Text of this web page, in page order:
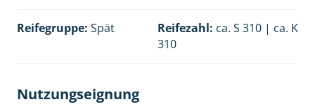
Reifegruppe: Spät Reifezahl: ca. S 310 | ca. K
310
Nutzungseignung